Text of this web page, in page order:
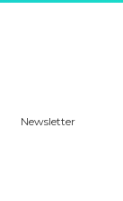
Newsletter